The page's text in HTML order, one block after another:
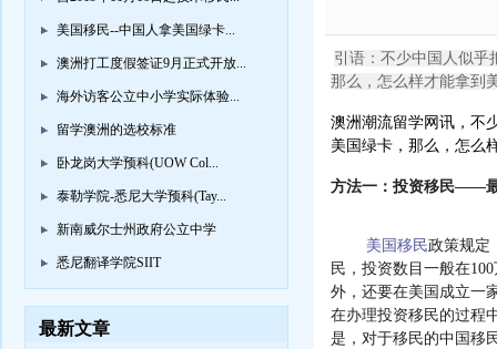
美国移民--中国人拿美国绿卡...
澳洲打工度假签证9月正式开放...
海外访客公立中小学实际体验...
留学澳洲的选校标准
卧龙岗大学预科(UOW Col...
泰勒学院-悉尼大学预科(Tay...
新南威尔士州政府公立中学
悉尼翻译学院SIIT
最新文章
引语：不少中国人似乎
那么，怎么样才能拿到
澳洲潮流留学网讯， 不
美国绿卡，那么，怎么
方法一：投资移民——
美国移民政策规定
民，投资数目一般在100
外，还要在美国成立一
在办理投资移民的过程
是，对于移民的中国移